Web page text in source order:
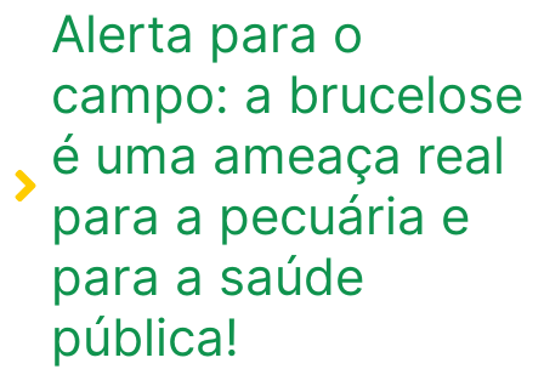
Alerta para o
campo: a brucelose
é uma ameaça real
para a pecuária e
para a saúde
pública!